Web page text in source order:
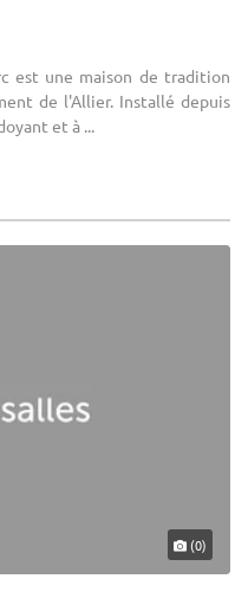
est une maison de tradition
de l'Allier. Installé depuis
et à ...
(0)